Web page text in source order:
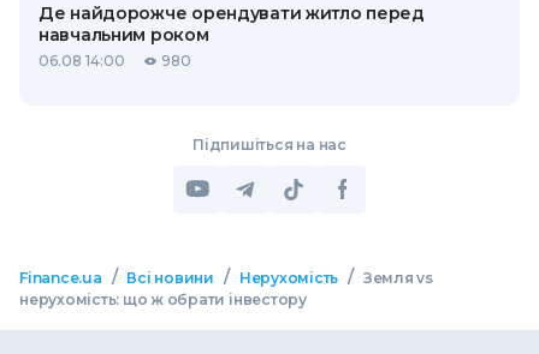
Де найдорожче орендувати житло перед
навчальним роком
06.08 14:00 980
Підпишіться на нас
Finance.ua / Всі новини / Нерухомість / Земля vs
нерухомість: що ж обрати інвестору